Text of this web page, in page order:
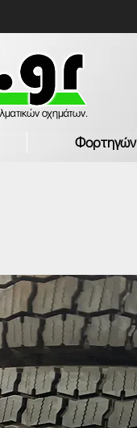
Φορτηγών